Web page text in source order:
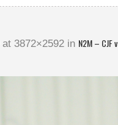
at 3872×2592 in N2M – CJF